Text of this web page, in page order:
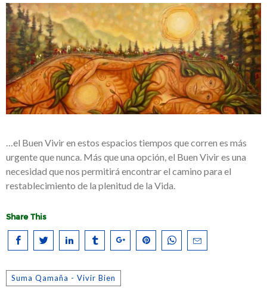
…el Buen Vivir en estos espacios tiempos que corren es más
urgente que nunca. Más que una opción, el Buen Vivir es una
necesidad que nos permitirá encontrar el camino para el
restablecimiento de la plenitud de la Vida.
Share This
Suma Qamaña - Vivir Bien